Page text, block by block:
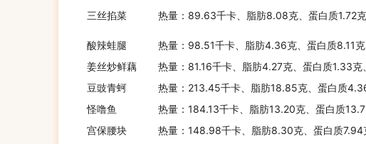
三丝掐菜 热量：89.63千卡、脂肪8.08克、蛋白质1.72
酸辣蛙腿
热量：98.51千卡、脂肪4.36克、蛋白质8.11
姜丝炒鲜藕
热量：81.16千卡、脂肪4.27克、蛋白质1.33
豆豉青蚵
热量：213.45千卡、脂肪18.85克、蛋白质
怪噜鱼
热量：184.13千卡、脂肪13.20克、蛋白质
宫保腰块
热量：148.98千卡、脂肪8.30克、蛋白质7.94